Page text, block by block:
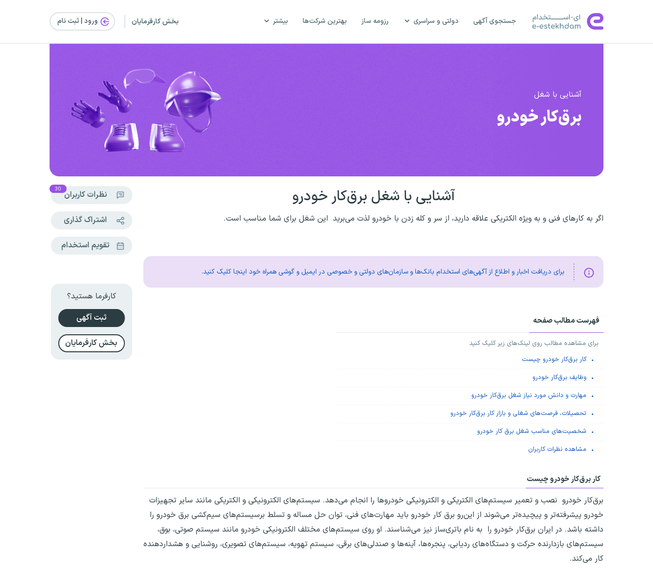
جستجوی آگهی دولتی و سراسری رزومه ساز بهترین شرکت‌ها بیشتر بخش کارفرمایان ورود | ثبت‌ نام
آشنایی با شغل
برق‌کار خودرو
آشنایی با شغل برق‌کار خودرو
اگر به کارهای فنی و به ویژه الکتریکی علاقه دارید، از سر و کله زدن با خودرو لذت می‌برید این شغل برای شما مناسب است.
برای دریافت اخبار و اطلاع از آگهی‌های استخدام بانک‌ها و سازمان‌های دولتی و خصوصی در ایمیل و گوشی همراه خود اینجا کلیک کنید.
فهرست مطالب صفحه
برای مشاهده مطالب روی لینک‌های زیر کلیک کنید
کار برق‌کار خودرو چیست
وظایف برق‌کار خودرو
مهارت و دانش مورد نیاز شغل برق‌کار خودرو
تحصیلات، فرصت‌های شغلی و بازار کار برق‌کار خودرو
شخصیت‌های مناسب شغل برق کار خودرو
مشاهده نظرات کاربران
کار برق‌کار خودرو چیست
برق‌کار خودرو نصب و تعمیر سیستم‌های الکتریکی و الکترونیکی خودروها را انجام می‌دهد. سیستم‌های الکترونیکی و الکتریکی مانند سایر تجهیزات
خودرو پیشرفته‌تر و پیچیده‌تر می‌شوند از این‌رو برق کار خودرو باید مهارت‌های فنی، توان حل مساله و تسلط برسیستم‌های سیم‌کشی برق خودرو را
داشته باشد. در ایران برق‌کار خودرو را به نام باتری‌ساز نیز می‌شناسند. او روی سیستم‌های مختلف الکترونیکی خودرو مانند سیستم صوتی، بوق،
سیستم‌های بازدارنده حرکت و دستگاه‌های ردیابی، پنجره‌ها، آینه‌‌ها و صندلی‌های برقی، سیستم تهویه، سیستم‌های تصویری، روشنایی و هشداردهنده
کار می‌کند.
نظرات کاربران 30
اشتراک گذاری
تقویم استخدام
کارفرما هستید؟
ثبت آگهی
بخش کارفرمایان